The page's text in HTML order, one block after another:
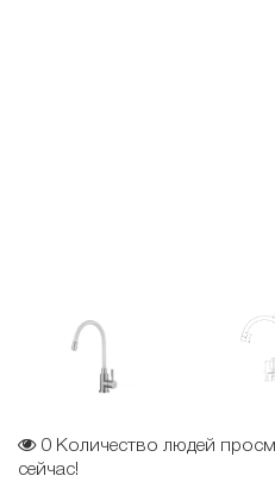
0 Количество людей
сейчас!